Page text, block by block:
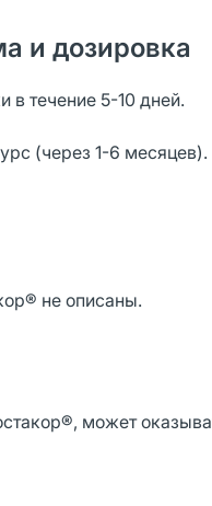
и дозировка
в течение 5-10 дней.
(через 1-6 месяцев).
не описаны.
может